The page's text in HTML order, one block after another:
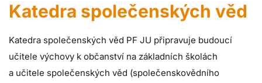
Katedra společenských věd
Katedra společenských věd PF JU připravuje budoucí
učitele výchovy k občanství na základních školách
a učitele společenských věd (společenskovědního